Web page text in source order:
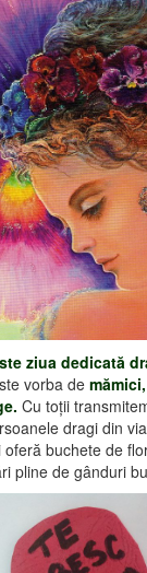
ziua dedicată
vorba de
Cu toţii
dragi din
buchete de
pline de gânduri